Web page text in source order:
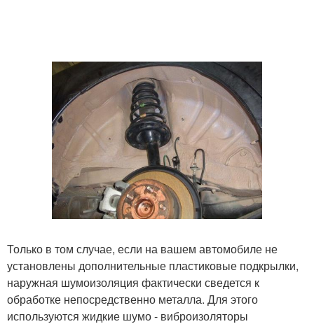
Только в том случае, если на вашем автомобиле не
установлены дополнительные пластиковые подкрылки,
наружная шумоизоляция фактически сведется к
обработке непосредственно металла. Для этого
используются жидкие шумо - виброизоляторы